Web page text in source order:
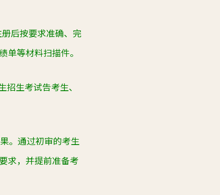
后按要求准确、完
等材料扫描件。
生考试告考生、
。通过初审的考生
求，并提前准备考